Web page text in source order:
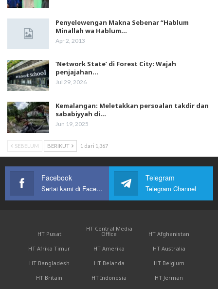
Penyelewengan Makna Sebenar “Hablum
Minallah wa Hablum…
Apr 2, 2013
‘Network State’ di Forest City: Wajah
penjajahan…
Jul 29, 2026
Kemalangan: Meletakkan persoalan takdir dan
sababiyyah di…
Jun 19, 2025
SEBELUM BERIKUT 1 dari 1,367
Facebook
Sertai kami di Facebook
Telegram
Telegram Channel
HT Pusat
HT Central Media
Office
HT Afghanistan
HT Afrika Timur
HT Amerika
HT Australia
HT Bangladesh
HT Belanda
HT Belgium
HT Britain
HT Indonesia
HT Jerman